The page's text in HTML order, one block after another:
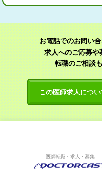
お電話でのお問い
求人へのご応募や
転職のご相談
この医師求人につい
医師転職・求人・募集